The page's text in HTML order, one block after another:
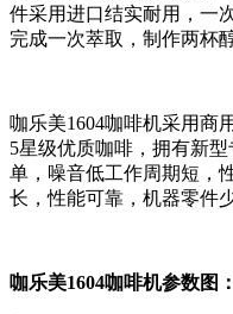
件采用进口结实耐用，一
完成一次萃取，制作两杯
咖乐美1604咖啡机采用商
5星级优质咖啡，拥有新
单，噪音低工作周期短，
长，性能可靠，机器零件少
咖乐美1604咖啡机参数图：